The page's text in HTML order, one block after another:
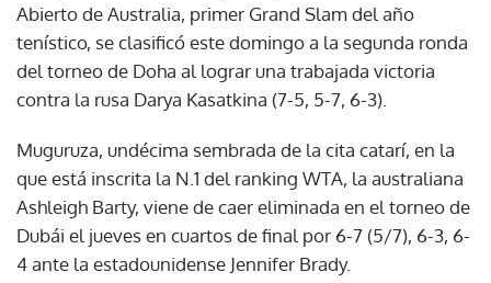
Abierto de Australia, primer Grand Slam del año
tenístico, se clasificó este domingo a la segunda ronda
del torneo de Doha al lograr una trabajada victoria
contra la rusa Darya Kasatkina (7-5, 5-7, 6-3).
Muguruza, undécima sembrada de la cita catarí, en la
que está inscrita la N.1 del ranking WTA, la australiana
Ashleigh Barty, viene de caer eliminada en el torneo de
Dubái el jueves en cuartos de final por 6-7 (5/7), 6-3, 6-
4 ante la estadounidense Jennifer Brady.